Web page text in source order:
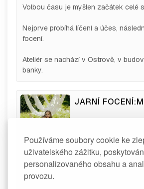
Používáme soubory cookie ke
uživatelského zážitku,
personalizovaného obsahu a
provozu.
Volbou času je myšlen začátek celé
Nejprve probíhá líčení a účes,
focení.
Ateliér se nachází v Ostrově, v
banky.
JARNÍ
Vyžaduje se platba
výši 490.00 Kč
Mini letní scéna ala malba v parku